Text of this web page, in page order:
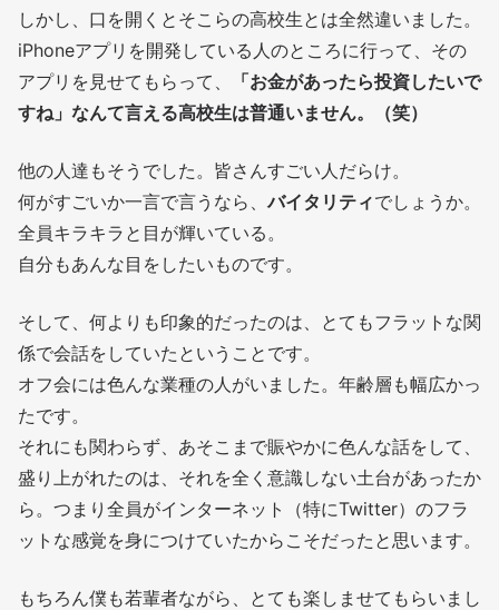
しかし、口を開くとそこらの高校生とは全然違いました。
iPhoneアプリを開発している人のところに行って、その
アプリを見せてもらって、
「お金があったら投資したいで
すね」なんて言える高校生は普通いません。（笑）
他の人達もそうでした。皆さんすごい人だらけ。
何がすごいか一言で言うなら、バイタリティでしょうか。
全員キラキラと目が輝いている。
自分もあんな目をしたいものです。
そして、何よりも印象的だったのは、とてもフラットな関
係で会話をしていたということです。
オフ会には色んな業種の人がいました。年齢層も幅広かっ
たです。
それにも関わらず、あそこまで賑やかに色んな話をして、
盛り上がれたのは、それを全く意識しない土台があったか
ら。つまり全員がインターネット（特にTwitter）のフラ
ットな感覚を身につけていたからこそだったと思います。
もちろん僕も若輩者ながら、とても楽しませてもらいまし